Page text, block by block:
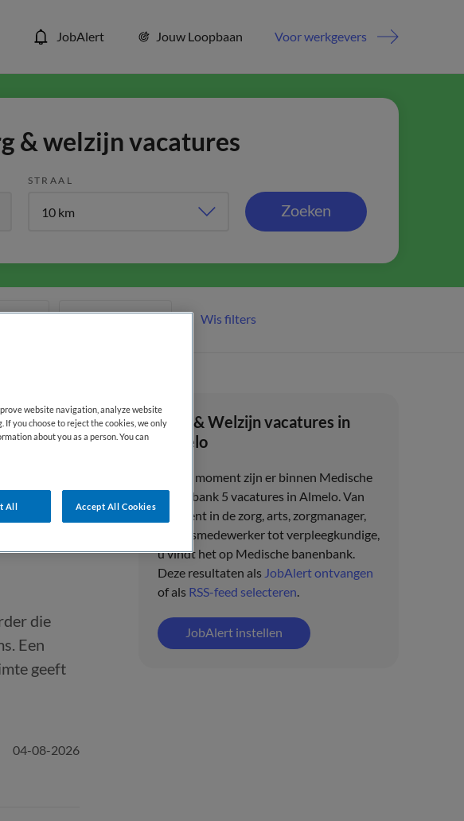
JobAlert Jouw Loopbaan Voor werkgevers
& welzijn vacatures
STRAAL
Zoeken
Wis filters
Zorg & Welzijn vacatures in
Almelo
Op dit moment zijn er binnen Medische
banenbank 5 vacatures in Almelo. Van
assistent in de zorg, arts, zorgmanager,
beleidsmedewerker tot verpleegkundige,
u vindt het op Medische banenbank.
Deze resultaten als JobAlert ontvangen
of als RSS-feed selecteren.
JobAlert instellen
die
Een
geeft
04-08-2026
website navigation, analyze website
If you choose to reject the cookies, we only
about you as a person. You can
All Accept All Cookies